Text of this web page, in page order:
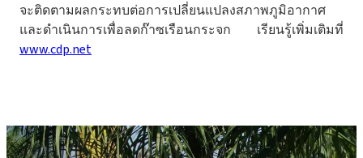
จะติดตามผลกระทบต่อการเปลี่ยนแปลงสภาพภูมิอากาศ
และดำเนินการเพื่อลดก๊าซเรือนกระจก เรียนรู้เพิ่มเติมที่
www.cdp.net